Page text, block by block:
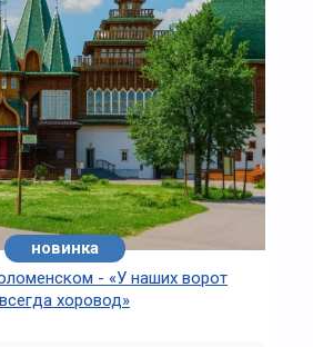
новинка
- «У наших ворот
всегда хоровод»